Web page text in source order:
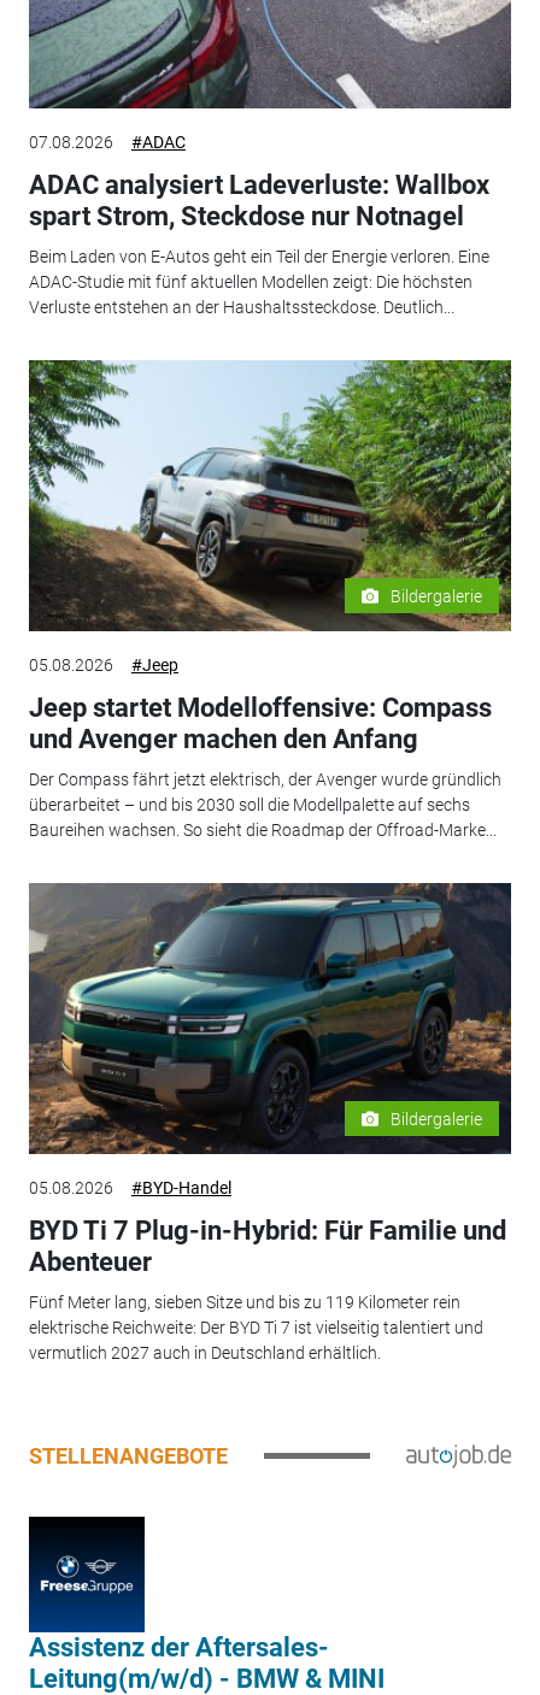
07.08.2026 #ADAC
ADAC analysiert Ladeverluste: Wallbox
spart Strom, Steckdose nur Notnagel
Beim Laden von E-Autos geht ein Teil der Energie verloren. Eine
ADAC-Studie mit fünf aktuellen Modellen zeigt: Die höchsten
Verluste entstehen an der Haushaltssteckdose. Deutlich...
Bildergalerie
05.08.2026 #Jeep
Jeep startet Modelloffensive: Compass
und Avenger machen den Anfang
Der Compass fährt jetzt elektrisch, der Avenger wurde gründlich
überarbeitet – und bis 2030 soll die Modellpalette auf sechs
Baureihen wachsen. So sieht die Roadmap der Offroad-Marke...
Bildergalerie
05.08.2026 #BYD-Handel
BYD Ti 7 Plug-in-Hybrid: Für Familie und
Abenteuer
Fünf Meter lang, sieben Sitze und bis zu 119 Kilometer rein
elektrische Reichweite: Der BYD Ti 7 ist vielseitig talentiert und
vermutlich 2027 auch in Deutschland erhältlich.
STELLENANGEBOTE
Assistenz der Aftersales-
Leitung(m/w/d) - BMW & MINI